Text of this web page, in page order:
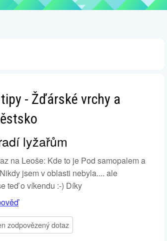
tipy - Žďárské vrchy a
lyžařům
na Leoše: Kde to je Pod samopalem a
jsem v oblasti nebyla.... ale
teď o víkendu :-) Díky
zodpovězený dotaz